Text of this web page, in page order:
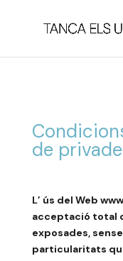
de
L’ ús del Web
acceptació total
exposades,
particularitats